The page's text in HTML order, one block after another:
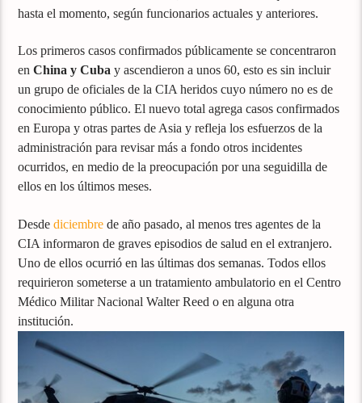
hasta el momento, según funcionarios actuales y anteriores.
Los primeros casos confirmados públicamente se concentraron
enChina y Cubay ascendieron a unos 60, esto es sin incluir
un grupo de oficiales de la CIA heridos cuyo número no es de
conocimiento público. El nuevo total agrega casos confirmados
en Europa y otras partes de Asia y refleja los esfuerzos de la
administración para revisar más a fondo otros incidentes
ocurridos, en medio de la preocupación por una seguidilla de
ellos en los últimos meses.
Desdediciembre de año pasado, al menos tres agentes de la
CIA informaron de graves episodios de salud en el extranjero.
Uno de ellos ocurrió en las últimas dos semanas. Todos ellos
requirieron someterse a un tratamiento ambulatorio en el Centro
Médico Militar Nacional Walter Reed o en alguna otra
institución.